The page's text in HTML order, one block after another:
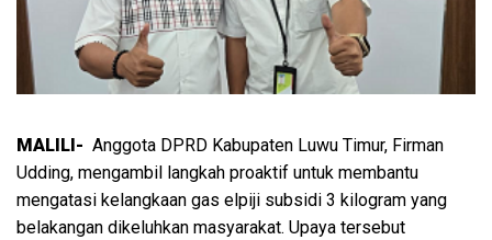
MALILI- Anggota DPRD Kabupaten Luwu Timur, Firman
Udding, mengambil langkah proaktif untuk membantu
mengatasi kelangkaan gas elpiji subsidi 3 kilogram yang
belakangan dikeluhkan masyarakat. Upaya tersebut